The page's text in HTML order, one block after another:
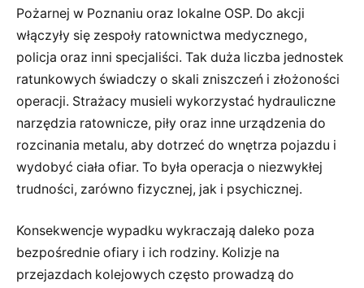
Pożarnej w Poznaniu oraz lokalne OSP. Do akcji
włączyły się zespoły ratownictwa medycznego,
policja oraz inni specjaliści. Tak duża liczba jednostek
ratunkowych świadczy o skali zniszczeń i złożoności
operacji. Strażacy musieli wykorzystać hydrauliczne
narzędzia ratownicze, piły oraz inne urządzenia do
rozcinania metalu, aby dotrzeć do wnętrza pojazdu i
wydobyć ciała ofiar. To była operacja o niezwykłej
trudności, zarówno fizycznej, jak i psychicznej.
Konsekwencje wypadku wykraczają daleko poza
bezpośrednie ofiary i ich rodziny. Kolizje na
przejazdach kolejowych często prowadzą do